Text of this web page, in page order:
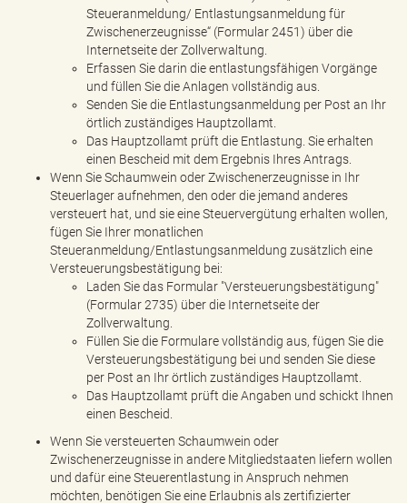
Steueranmeldung/ Entlastungsanmeldung für
Zwischenerzeugnisse“ (Formular 2451) über die
Internetseite der Zollverwaltung.
Erfassen Sie darin die entlastungsfähigen Vorgänge
und füllen Sie die Anlagen vollständig aus.
Senden Sie die Entlastungsanmeldung per Post an Ihr
örtlich zuständiges Hauptzollamt.
Das Hauptzollamt prüft die Entlastung. Sie erhalten
einen Bescheid mit dem Ergebnis Ihres Antrags.
Wenn Sie Schaumwein oder Zwischenerzeugnisse in Ihr
Steuerlager aufnehmen, den oder die jemand anderes
versteuert hat, und sie eine Steuervergütung erhalten wollen,
fügen Sie Ihrer monatlichen
Steueranmeldung/Entlastungsanmeldung zusätzlich eine
Versteuerungsbestätigung bei:
Laden Sie das Formular "Versteuerungsbestätigung"
(Formular 2735) über die Internetseite der
Zollverwaltung.
Füllen Sie die Formulare vollständig aus, fügen Sie die
Versteuerungsbestätigung bei und senden Sie diese
per Post an Ihr örtlich zuständiges Hauptzollamt.
Das Hauptzollamt prüft die Angaben und schickt Ihnen
einen Bescheid.
Wenn Sie versteuerten Schaumwein oder
Zwischenerzeugnisse in andere Mitgliedstaaten liefern wollen
und dafür eine Steuerentlastung in Anspruch nehmen
möchten, benötigen Sie eine Erlaubnis als zertifizierter